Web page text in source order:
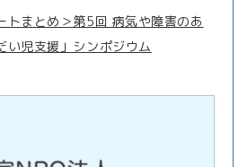
トまとめ＞第5回 病気や障害のあ
い児支援」シンポジウム